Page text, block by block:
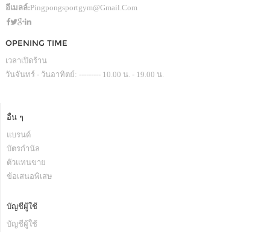
อีเมลล์:Pingpongsportgym@gmail.com
OPENING TIME
เวลาเปิดร้าน
วันจันทร์ - วันอาทิตย์: --------- 10.00 น. - 19.00 น.
อื่น ๆ
แบรนด์
บัตรกำนัล
ตัวแทนขาย
ข้อเสนอพิเสษ
บัญชีผู้ใช้
บัญชีผู้ใช้